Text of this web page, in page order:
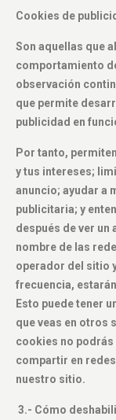
Cookies de
Son aquellas que
comportamiento
observación
que permite
publicidad en
Por tanto,
y tus intereses;
anuncio; ayudar a
publicitaria; y
después de ver un
nombre de las
operador del sitio
frecuencia,
Esto puede tener
que veas en otros
cookies no
compartir en
nuestro sitio.
3.- Cómo